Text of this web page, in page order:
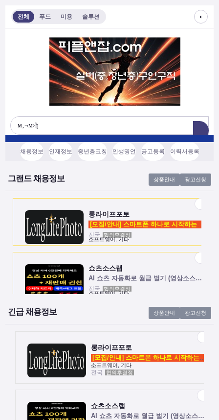
전체 푸드 미용 솔루션 ◐
채용정보 인재정보 중년층코칭 인생명언 공고등록 이력서등록
그랜드 채용정보 상품안내 광고신청
롱라이프포토
[모집/안내] 스마트폰 하나로 시작하는 …
롱라이프포토
[모집/안내] 스마트폰 하나로 시작하는 …
소프트웨어, 기타
전국 협의후결정
쇼츠소스랩
AI 쇼츠 자동화로 월급 벌기 (영상소스…
소프트웨어, 기타
전국 협의후결정
[모집/안내] 스마트폰 하나로 시작하는 …
소프트웨어, 기타
쇼츠소스랩
긴급 채용정보 상품안내 광고신청
롱라이프포토
[모집/안내] 스마트폰 하나로 시작하는 …
소프트웨어, 기타
전국
협의후결정
쇼츠소스랩
AI 쇼츠 자동화로 월급 벌기 (영상소스…